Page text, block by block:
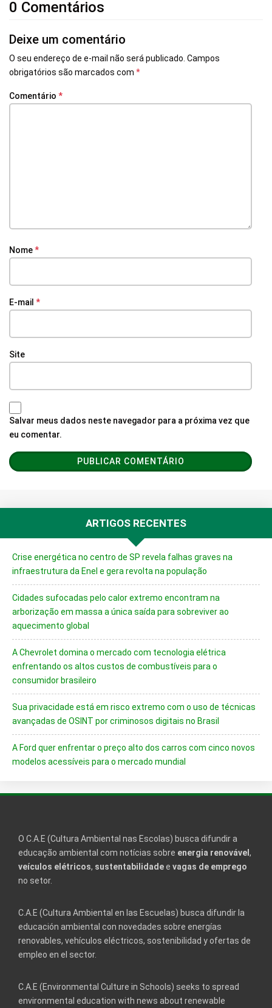
0 Comentários
Deixe um comentário
O seu endereço de e-mail não será publicado. Campos
obrigatórios são marcados com *
Comentário *
Nome*
E-mail *
Site
Salvar meus dados neste navegador para a próxima vez que
eu comentar.
ARTIGOS RECENTES
Crise energética no centro de SP revela falhas graves na
infraestrutura da Enel e gera revolta na população
Cidades sufocadas pelo calor extremo encontram na
arborização em massa a única saída para sobreviver ao
aquecimento global
A Chevrolet domina o mercado com tecnologia elétrica
enfrentando os altos custos de combustíveis para o
consumidor brasileiro
Sua privacidade está em risco extremo com o uso de técnicas
avançadas de OSINT por criminosos digitais no Brasil
A Ford quer enfrentar o preço alto dos carros com cinco novos
modelos acessíveis para o mercado mundial
O C.A.E (Cultura Ambiental nas Escolas) busca difundir a
educação ambiental com notícias sobre energia renovável ,
veículos elétricos, sustentabilidadee vagas de emprego
no setor.
C.A.E (Cultura Ambiental en las Escuelas) busca difundir la
educación ambiental con novedades sobre energías
renovables, vehículos eléctricos, sostenibilidad y ofertas de
empleo en el sector.
C.A.E (Environmental Culture in Schools) seeks to spread
environmental education with news about renewable